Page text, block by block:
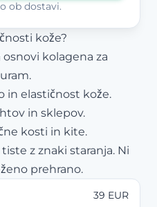
ob dostavi.
kože?
kolagena za
in elastičnost kože.
in sklepov.
kosti in kite.
z znaki staranja. Ni
prehrano.
39 EUR